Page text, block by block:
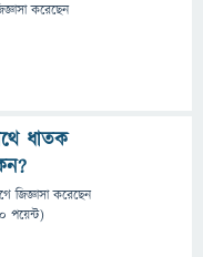
করেছেন
ধাতক
জিজ্ঞাসাকরেছেন
পয়েন্ট)